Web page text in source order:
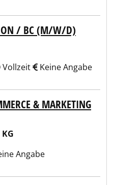
/ BC (M/W/D)
Vollzeit Keine Angabe
& MARKETING
Angabe